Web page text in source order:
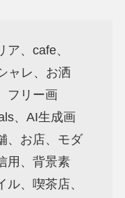
、cafe、
ャレ、お洒
フリー画
、AI生成画
、お店、モダ
用、背景素
、喫茶店、